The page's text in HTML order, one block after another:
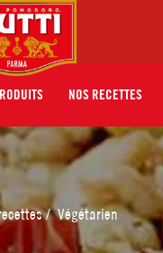
NOS RECETTES
/ Végétarien